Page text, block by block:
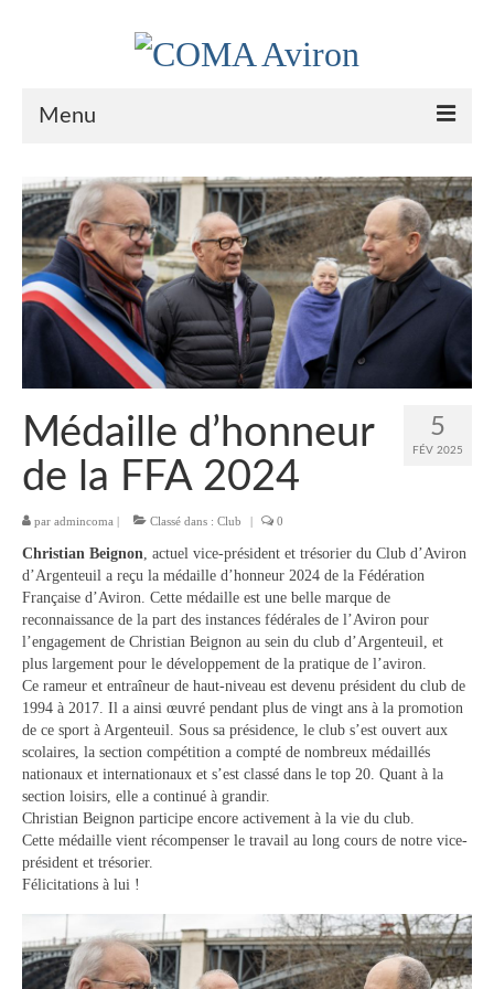
Menu
Le Club
Nos couleurs
Historique
Plan d’accès
Le bureau
Actualités
l’Aviron
Le jargon
Le matériel
Les bateaux
Section « Compétition »
Calendrier des Compétitions
Catégories
Les bassins
5
FÉV 2025
Médaille d’honneur
de la FFA 2024
par admincoma | Classé dans : Club | 0
Christian Beignon, actuel vice-président et trésorier du Club d’Aviron
d’Argenteuil a reçu la médaille d’honneur 2024 de la Fédération
Française d’Aviron. Cette médaille est une belle marque de
reconnaissance de la part des instances fédérales de l’Aviron pour
l’engagement de Christian Beignon au sein du club d’Argenteuil, et
plus largement pour le développement de la pratique de l’aviron.
Ce rameur et entraîneur de haut-niveau est devenu président du club de
1994 à 2017. Il a ainsi œuvré pendant plus de vingt ans à la promotion
de ce sport à Argenteuil. Sous sa présidence, le club s’est ouvert aux
scolaires, la section compétition a compté de nombreux médaillés
nationaux et internationaux et s’est classé dans le top 20. Quant à la
section loisirs, elle a continué à grandir.
Christian Beignon participe encore activement à la vie du club.
Cette médaille vient récompenser le travail au long cours de notre vice-
président et trésorier.
Félicitations à lui !